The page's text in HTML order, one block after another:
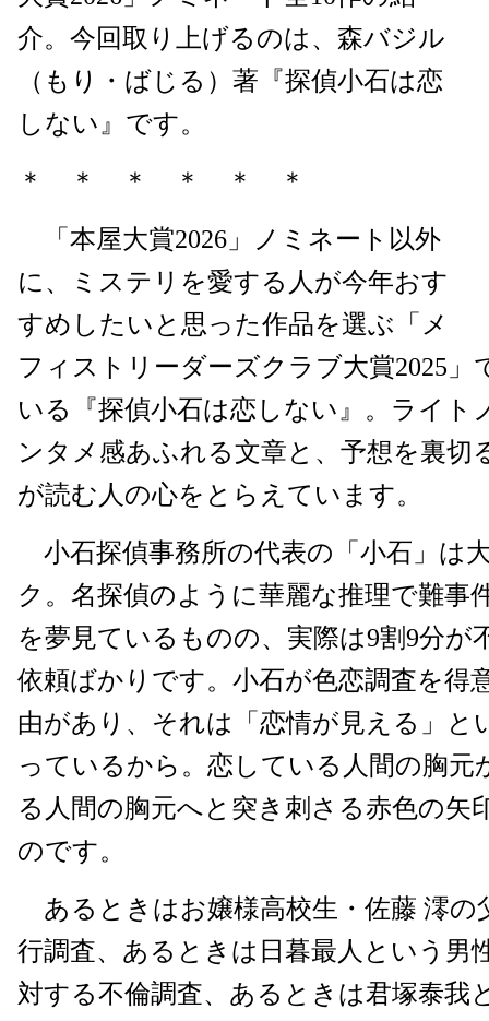
介。今回取り上げるのは、森バジル
（もり・ばじる）著『探偵小石は恋
しない』です。
＊ ＊ ＊ ＊ ＊ ＊
「本屋大賞2026」ノミネート以外
に、ミステリを愛する人が今年おす
すめしたいと思った作品を選ぶ「メ
フィストリーダーズクラブ大賞2025」
いる『探偵小石は恋しない』。ライト
ンタメ感あふれる文章と、予想を裏切
が読む人の心をとらえています。
小石探偵事務所の代表の「小石」は
ク。名探偵のように華麗な推理で難事
を夢見ているものの、実際は9割9分が
依頼ばかりです。小石が色恋調査を得
由があり、それは「恋情が見える」と
っているから。恋している人間の胸元
る人間の胸元へと突き刺さる赤色の矢
のです。
あるときはお嬢様高校生・佐藤 澪の
行調査、あるときは日暮最人という男
対する不倫調査、あるときは君塚泰我